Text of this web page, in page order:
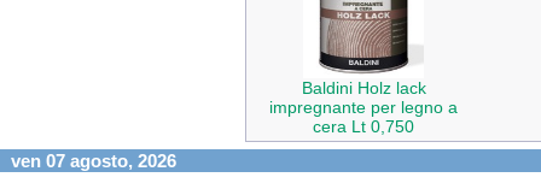
Baldini Holz lack
impregnante per legno a
cera Lt 0,750
ven 07 agosto, 2026